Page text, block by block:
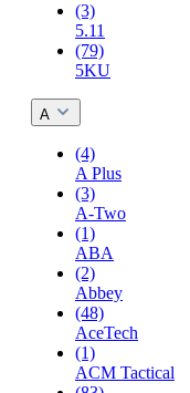
(3)
5.11
(79)
5KU
A
(4)
A Plus
(3)
A-Two
(1)
ABA
(2)
Abbey
(48)
AceTech
(1)
ACM Tactical